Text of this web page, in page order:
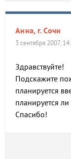
Анна, г. Сочи
3 сентября 2007,
Здравствуйте!
Подскажите
планируется
планируется
Спасибо!